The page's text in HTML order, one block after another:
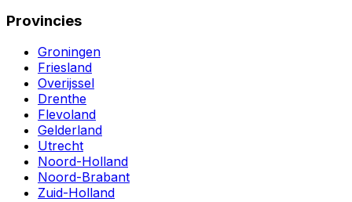
Provincies
Groningen
Friesland
Overijssel
Drenthe
Flevoland
Gelderland
Utrecht
Noord-Holland
Noord-Brabant
Zuid-Holland